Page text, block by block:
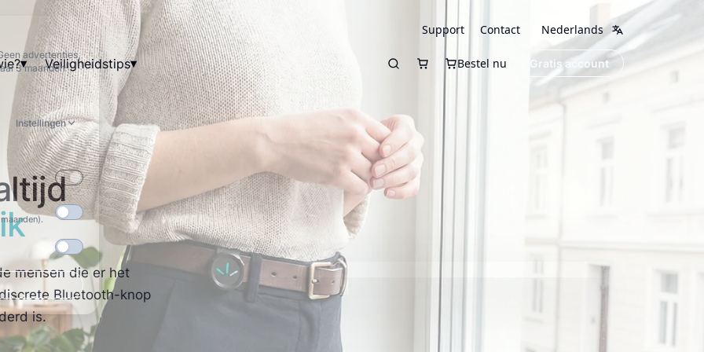
Nederlands
Support Contact
Veiligheidstips Zoeken Bestel nu Gratis account
mensen die er het
Bluetooth-knop
is.
advertenties,
3 maanden
Instellingen
Winkelwagen
Bestelling aanvragen